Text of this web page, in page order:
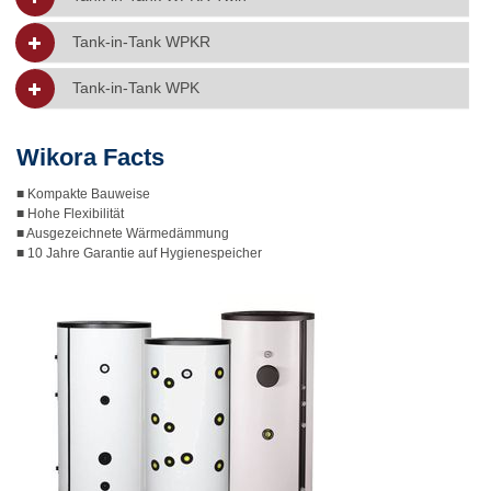
Tank-in-Tank WPKR
Tank-in-Tank WPK
Wikora Facts
■ Kompakte Bauweise
■ Hohe Flexibilität
■ Ausgezeichnete Wärmedämmung
■ 10 Jahre Garantie auf Hygienespeicher